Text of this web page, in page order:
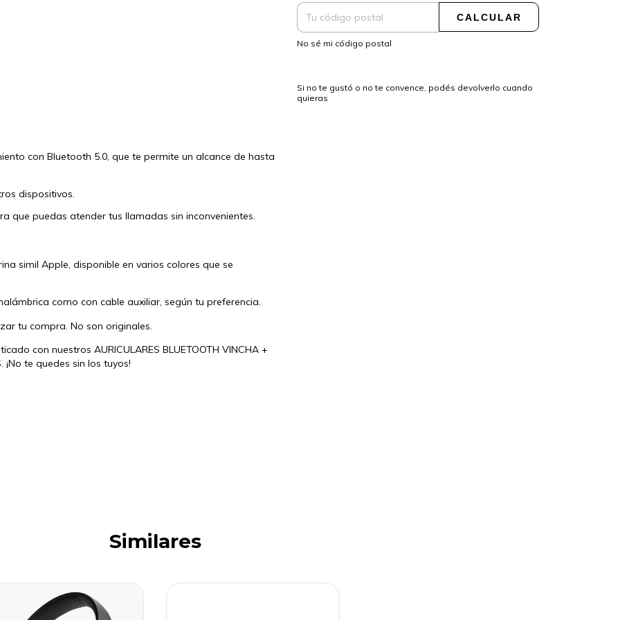
con Bluetooth 5.0, que te permite un alcance de hasta
dispositivos.
que puedas atender tus llamadas sin inconvenientes.
simil Apple, disponible en varios colores que se
como con cable auxiliar, según tu preferencia.
tu compra. No son originales.
con nuestros AURICULARES BLUETOOTH VINCHA +
¡No te quedes sin los tuyos!
CALCULAR
No sé mi código postal
Si no te gustó o no te convence, podés devolverlo cuando
quieras
Similares